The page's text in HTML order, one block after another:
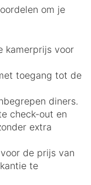
om je
kamerprijs voor
toegang tot de
diners.
check-out en
extra
de prijs van
te